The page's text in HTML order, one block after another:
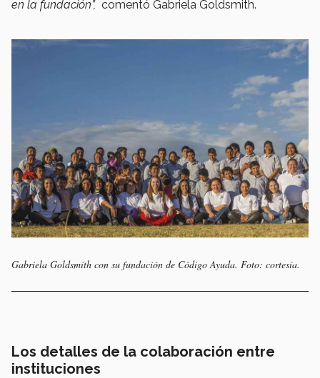
en la fundación”, comentó Gabriela Goldsmith.
Gabriela Goldsmith con su fundación de Código Ayuda. Foto: cortesía.
Los detalles de la colaboración entre
instituciones